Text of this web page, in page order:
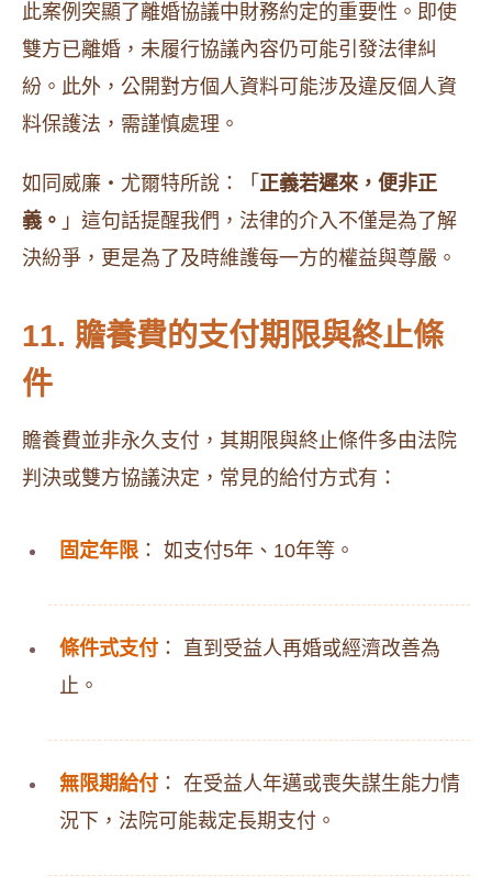
此案例突顯了離婚協議中財務約定的重要性。即使
雙方已離婚，未履行協議內容仍可能引發法律糾
紛。此外，公開對方個人資料可能涉及違反個人資
料保護法，需謹慎處理。
如同威廉・尤爾特所說：「 正義若遲來，便非正
義。 」這句話提醒我們，法律的介入不僅是為了解
決紛爭，更是為了及時維護每一方的權益與尊嚴。
11. 贍養費的支付期限與終止條
件
贍養費並非永久支付，其期限與終止條件多由法院
判決或雙方協議決定，常見的給付方式有：
固定年限： 如支付5年、10年等。
條件式支付 ： 直到受益人再婚或經濟改善為
止。
無限期給付 ： 在受益人年邁或喪失謀生能力情
況下，法院可能裁定長期支付。